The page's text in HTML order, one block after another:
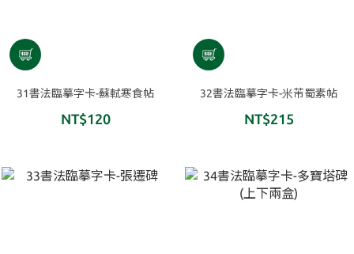
31書法臨摹字卡-蘇軾寒食帖
NT$120
32書法臨摹字卡-米芾蜀素帖
NT$215